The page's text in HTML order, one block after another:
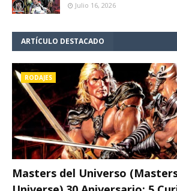
Julio 16, 2026
ARTÍCULO DESTACADO
RODAJES
Masters del Universo